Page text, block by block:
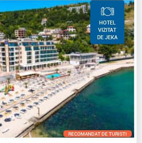
HOTEL
VIZITAT
DE JEKA
RECOMANDAT DE TURISTI